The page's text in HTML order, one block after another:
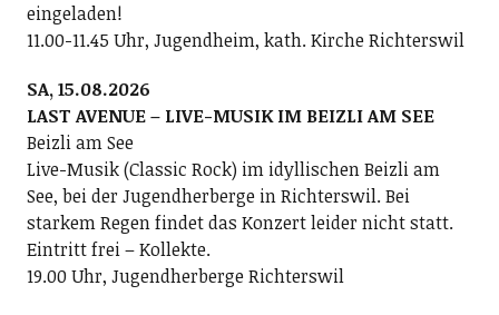
eingeladen!
11.00-11.45 Uhr, Jugendheim, kath. Kirche Richterswil
SA, 15.08.2026
LAST AVENUE – LIVE-MUSIK IM BEIZLI AM SEE
Beizli am See
Live-Musik (Classic Rock) im idyllischen Beizli am
See, bei der Jugendherberge in Richterswil. Bei
starkem Regen findet das Konzert leider nicht statt.
Eintritt frei – Kollekte.
19.00 Uhr, Jugendherberge Richterswil